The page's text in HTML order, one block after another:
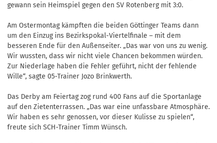
gewann sein Heimspiel gegen den SV Rotenberg mit 3:0.
Am Ostermontag kämpften die beiden Göttinger Teams dann
um den Einzug ins Bezirkspokal-Viertelfinale – mit dem
besseren Ende für den Außenseiter. „Das war von uns zu wenig.
Wir wussten, dass wir nicht viele Chancen bekommen würden.
Zur Niederlage haben die Fehler geführt, nicht der fehlende
Wille“, sagte 05-Trainer Jozo Brinkwerth.
Das Derby am Feiertag zog rund 400 Fans auf die Sportanlage
auf den Zietenterrassen. „Das war eine unfassbare Atmosphäre.
Wir haben es sehr genossen, vor dieser Kulisse zu spielen“,
freute sich SCH-Trainer Timm Wünsch.